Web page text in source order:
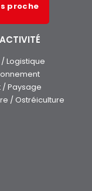
proche
Logistique
/ Paysage
/ Ostréiculture